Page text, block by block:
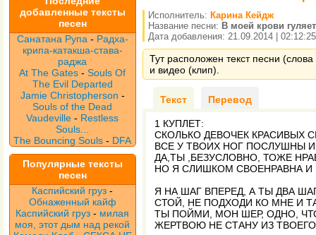
добавленные тексты
песен
Санатана Рупа - Радха-
крипа-катакша-става-
раджа
At The Gates -Souls Of
The Evil Departed
Jamie Christopherson -
Souls of the Dead
Vaudeville- Restless
Souls...
The Bouncing Souls - DFA
Популярные тексты
песен
Каспийский груз -
Обнаженный кайф
Каспийский груз - милая
моя, этот дым над рекой
Исполнитель: Карина Кейдж
Название песни: В моей крови
Дата добавления: 21.09.2014 | 02:12:25
Тут расположен текст песни
и видео (клип).
Текст Перевод
1 КУПЛЕТ:
СКОЛЬКО ДЕВОЧЕК КРАСИВЫХ
ВСЕ У ТВОИХ НОГ ПОСЛУШНЫ
ДА,ТЫ ,БЕЗУСЛОВНО, ТОЖЕ
НО Я СЛИШКОМ СВОЕНРАВНА И
Я НА ШАГ ВПЕРЕД, А ТЫ ДВА
СТОЙ, НЕ ПОДХОДИ КО МНЕ И
ТЫ ПОЙМИ, МОН ШЕР, ОДНО,
ЖЕРТВОЮ НЕ СТАНУ ИЗ